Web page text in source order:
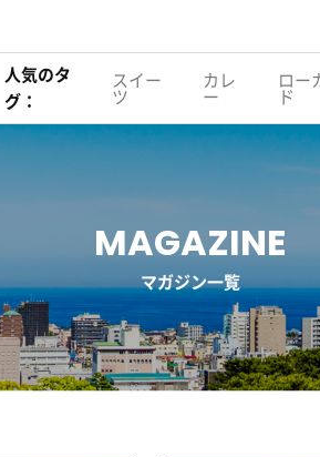
人気のタ
グ：
スイー
ツ
カレ
ー
ロー
ド
MAGAZINE
マガジン一覧